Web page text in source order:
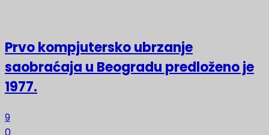
Prvo kompjutersko ubrzanje
saobraćaja u Beogradu predloženo je
1977.
9
0